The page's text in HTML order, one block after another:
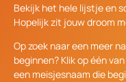
Bekijk het hele lijstje en
Hopelijk zit jouw droom
Op zoek naar een meer
beginnen? Klik op één
een meisjesnaam die